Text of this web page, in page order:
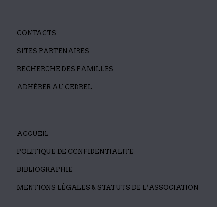
CONTACTS
SITES PARTENAIRES
RECHERCHE DES FAMILLES
ADHÉRER AU CEDREL
ACCUEIL
POLITIQUE DE CONFIDENTIALITÉ
BIBLIOGRAPHIE
MENTIONS LÉGALES & STATUTS DE L’ASSOCIATION